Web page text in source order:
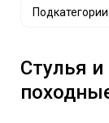
Стулья